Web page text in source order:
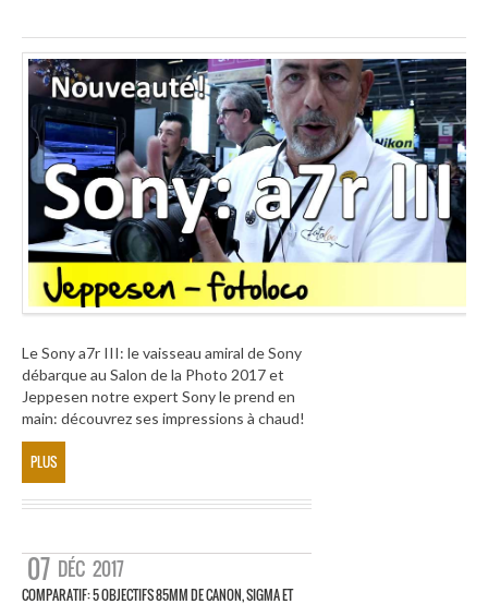
Le Sony a7r III: le vaisseau amiral de Sony
débarque au Salon de la Photo 2017 et
Jeppesen notre expert Sony le prend en
main: découvrez ses impressions à chaud!
PLUS
07 DÉC 2017
COMPARATIF: 5 OBJECTIFS 85MM DE CANON, SIGMA ET